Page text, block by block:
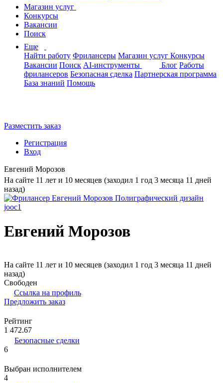
Магазин услуг
Конкурсы
Вакансии
Поиск
Еще
Найти работу Фрилансеры Магазин услуг Конкурсы
Вакансии Поиск AI-инструменты Блог Работы
фрилансеров Безопасная сделка Партнерская программа
База знаний Помощь
Разместить заказ
Регистрация
Вход
Евгений Морозов
На сайте 11 лет и 10 месяцев (заходил 1 год 3 месяца 11 дней
назад)
Евгений Морозов
На сайте 11 лет и 10 месяцев (заходил 1 год 3 месяца 11 дней
назад)
Свободен
Ссылка на профиль
Предложить заказ
Рейтинг
1 472.67
Безопасные сделки
6
Выбран исполнителем
4